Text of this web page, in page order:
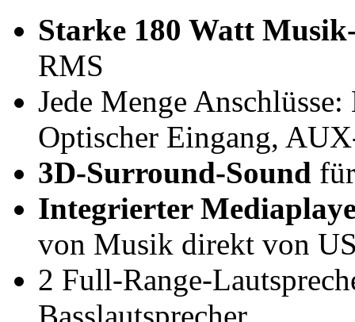
Starke 180 Watt
RMS
Jede Menge
Optischer Eingang,
3D-Surround-Sound
Integrierter
von Musik direkt von
2 Full-Range-